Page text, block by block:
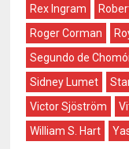
Rex Ingram
Roger Corman
Segundo de
Sidney Lumet
Victor Sjöström
William S. Hart